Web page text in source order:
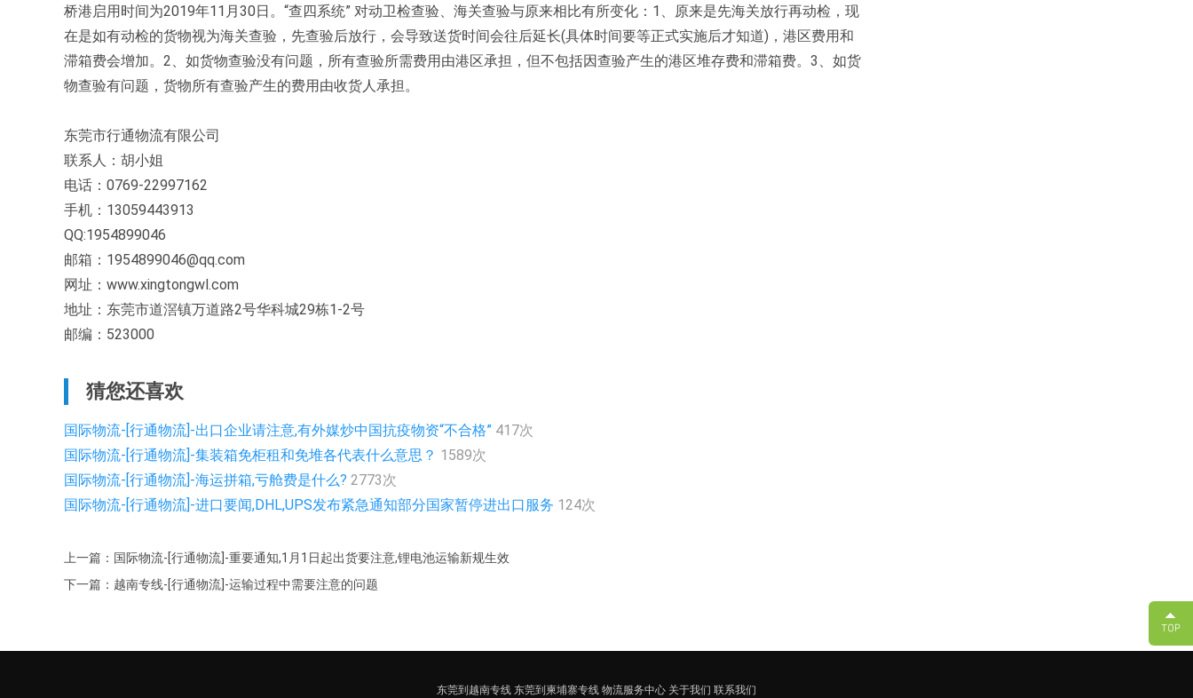
桥港启用时间为2019年11月30日。“查四系统” 对动卫检查验、海关查验与原来相比有所变化：1、原来是先海关放行再动检，现
在是如有动检的货物视为海关查验，先查验后放行，会导致送货时间会往后延长(具体时间要等正式实施后才知道)，港区费用和
滞箱费会增加。2、如货物查验没有问题，所有查验所需费用由港区承担，但不包括因查验产生的港区堆存费和滞箱费。3、如货
物查验有问题，货物所有查验产生的费用由收货人承担。
东莞市行通物流有限公司
联系人：胡小姐
电话：0769-22997162
手机：13059443913
QQ:1954899046
邮箱：1954899046@qq.com
网址：www.xingtongwl.com
地址：东莞市道滘镇万道路2号华科城29栋1-2号
邮编：523000
猜您还喜欢
国际物流-[行通物流]-出口企业请注意,有外媒炒中国抗疫物资“不合格” 417次
国际物流-[行通物流]-集装箱免柜租和免堆各代表什么意思？ 1589次
国际物流-[行通物流]-海运拼箱,亏舱费是什么? 2773次
国际物流-[行通物流]-进口要闻,DHL,UPS发布紧急通知部分国家暂停进出口服务 124次
上一篇：国际物流-[行通物流]-重要通知,1月1日起出货要注意,锂电池运输新规生效
下一篇：越南专线-[行通物流]-运输过程中需要注意的问题
东莞到越南专线 东莞到柬埔寨专线 物流服务中心 关于我们 联系我们